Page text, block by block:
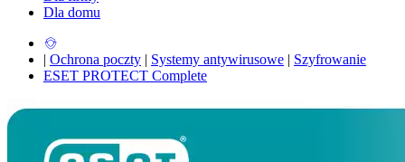
Dla domu
| Ochrona poczty | Systemy antywirusowe | Szyfrowanie
ESET PROTECT Complete